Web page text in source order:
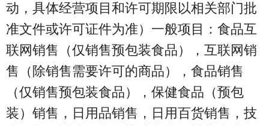
动，具体经营项目和许可期限以相关部门批
准文件或许可证件为准）一般项目：食品互
联网销售（仅销售预包装食品），互联网销
售（除销售需要许可的商品），食品销售
（仅销售预包装食品），保健食品（预包
装）销售，日用品销售，日用百货销售，技